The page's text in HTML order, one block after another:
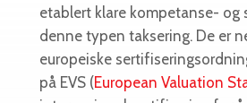
etablert klare kompetanse- og
denne typen taksering. De er
europeiske
på EVS (European Valuation